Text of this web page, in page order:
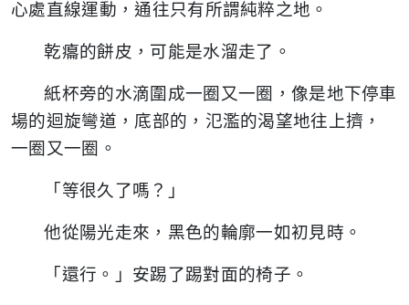
心處直線運動，通往只有所謂純粹之地。
乾癟的餅皮，可能是水溜走了。
紙杯旁的水滴圍成一圈又一圈，像是地下停車
場的迴旋彎道，底部的，氾濫的渴望地往上擠，
一圈又一圈。
「等很久了嗎？」
他從陽光走來，黑色的輪廓一如初見時。
「還行。」安踢了踢對面的椅子。